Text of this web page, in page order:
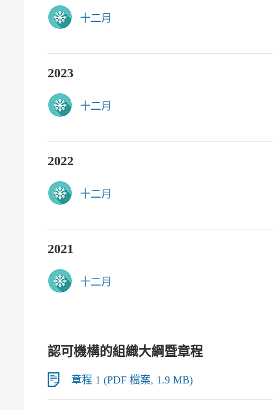
十二月
2023
十二月
2022
十二月
2021
十二月
認可機構的組織大綱暨章程
章程 1 (PDF 檔案, 1.9 MB)